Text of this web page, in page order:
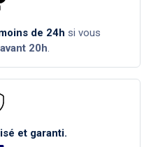
de 24h si vous
avant 20h.
et garanti.